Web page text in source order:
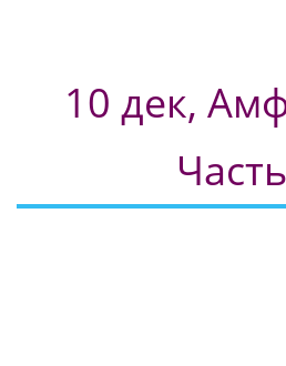
10 дек,